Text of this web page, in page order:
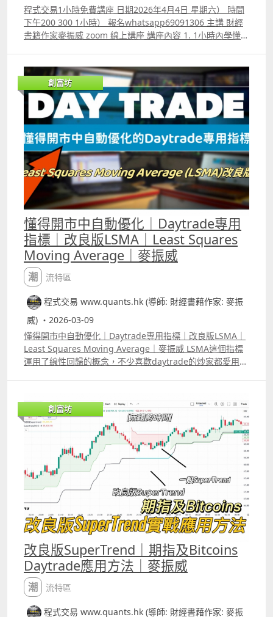
程式交易1小時免費講座 日期2026年4月4日 星期六） 時間
下午200 300 1小時） 報名whatsapp69091306 主講 財經
書籍作家麥振威 zoom 線上講座 講座內容 1. 1小時內學懂用
如何快速將pine script寫的交易策略轉為python版本 5.如
何快速學懂用python寫運用排盤市場深度數據的交易策略
autotrade 6.期指盤路分析原理講解 報名whatspp
69091306 或電郵paul.mark881@gmail.com
創富坊
懂得開市中自動優化｜Daytrade專用
指標｜改良版LSMA｜Least Squares
Moving Average｜麥振威
潮流特區
程式交易 www.quants.hk (導師: 財經書藉作家: 麥振
威) ・2026-03-09
懂得開市中自動優化｜Daytrade專用指標｜改良版LSMA｜
Least Squares Moving Average｜麥振威 LSMA這個指標
運用了線性回歸的概念，不少喜歡daytrade的炒家都愛用這
法。 原本的LSMA，線性回歸的計算部份只用了「時間」與
「股價變化」，而多重因子則可能加上成交量，開市裂口幅
度、ATR、RSI變化等等，但加上更多的因子反而會令預測結
果更差，因為有些因子對股價的影響實際上是重複了，這令
某個類型的因子權重會過大。 而且市場很可能有時候受波幅
影響較大，有時候又可能受成交量影響較大，不同的時間，
最主要會影響股價的因素有可能是不同的。 我們用Elastic
Net Regression來改良這個指標，簡單來說，模型會懂得告
訴你「這段時間這個因子沒用」，Elastic Regression不是
將計算變得更複雜，而是自動懂得在開市中判斷何時將計算
簡化。
創富坊
改良版SuperTrend｜期指及Bitcoins
Daytrade應用方法｜麥振威
潮流特區
程式交易 www.quants.hk (導師: 財經書藉作家: 麥振